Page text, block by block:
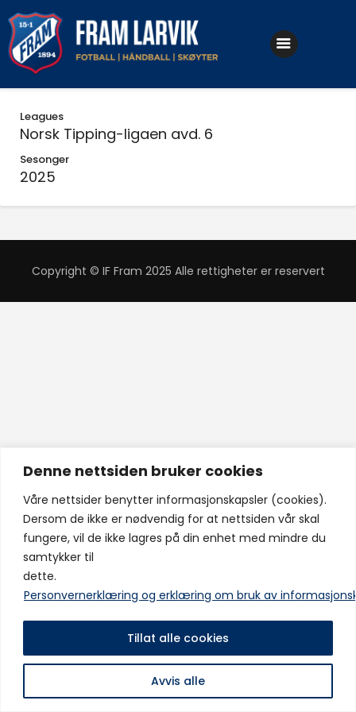
Denne nettsiden bruker cookies
Våre nettsider benytter informasjonskapsler (cookies).
Dersom de ikke er nødvendig for at nettsiden vår skal
fungere, vil de ikke lagres på din enhet med mindre du
samtykker til
dette.
Personvernerklæring og erklæring om bruk av
Avvis alle
Tillat alle cookies
Fotball
Håndball
Leagues
Norsk Tipping-ligaen avd. 6
Sesonger
2025
Copyright © IF Fram 2025 Alle rettigheter er reservert